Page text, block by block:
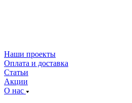
Наши проекты
Оплата и доставка
Статьи
Акции
О нас